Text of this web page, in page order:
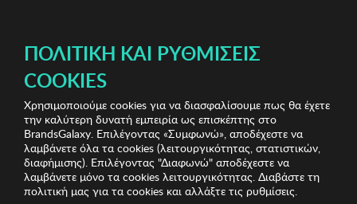
Home Bazaar Vol.1 Κουζινικά Είδη
Σετ Ποτήρια
Hermia
Home Bazaar Vol.1
ΠΟΛΙΤΙΚΉ ΚΑΙ ΡΥΘΜΊΣΕΙΣ
COOKIES
Χρησιμοποιούμε cookies για να διασφαλίσουμε πως θα έχετε
την καλύτερη δυνατή εμπειρία ως επισκέπτης στο
BrandsGalaxy. Επιλέγοντας «Συμφωνώ», αποδέχεστε να
λαμβάνετε όλα τα cookies (λειτουργικότητας, στατιστικών,
διαφήμισης). Επιλέγοντας "Διαφωνώ" αποδέχεστε να
λαμβάνετε μόνο τα cookies λειτουργικότητας. Διαβάστε τη
πολιτική μας για τα cookies και αλλάξτε τις ρυθμίσεις.